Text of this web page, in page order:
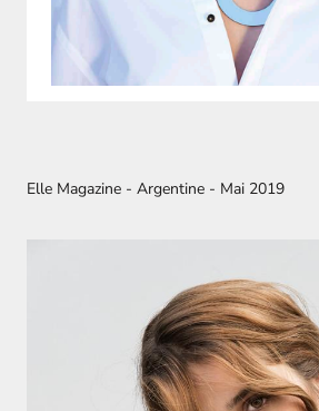
Elle Magazine - Argentine - Mai 2019